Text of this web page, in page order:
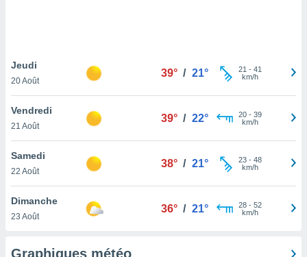
notre
que
et que
Jeudi
20 Août
39° / 21° 21 - 41
km/h
Vendredi
21 Août
39° / 22° 20- 39
km/h
Samedi
22 Août
38° / 21° 23- 48
km/h
Dimanche
23 Août
36° / 21° 28- 52
km/h
Graphiques météo